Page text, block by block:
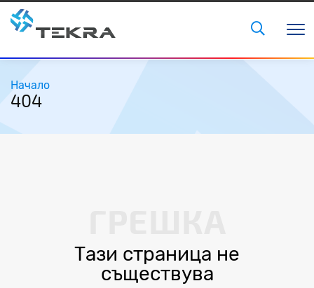
Начало
404
Тази страница не
съществува